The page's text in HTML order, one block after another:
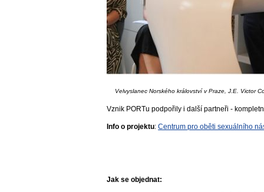
Velvyslanec Norského království v Praze, J.E. Victor
Vznik PORTu podpořily i další partneři -
Info o projektu:Centrum pro oběti sexuálního
Jak se objednat: